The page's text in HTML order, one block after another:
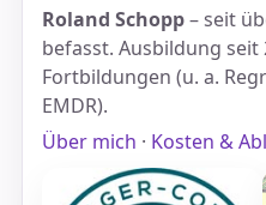
Roland Schopp– seit
befasst. Ausbildung
Fortbildungen (u. a.
EMDR).
Über mich · Kosten &